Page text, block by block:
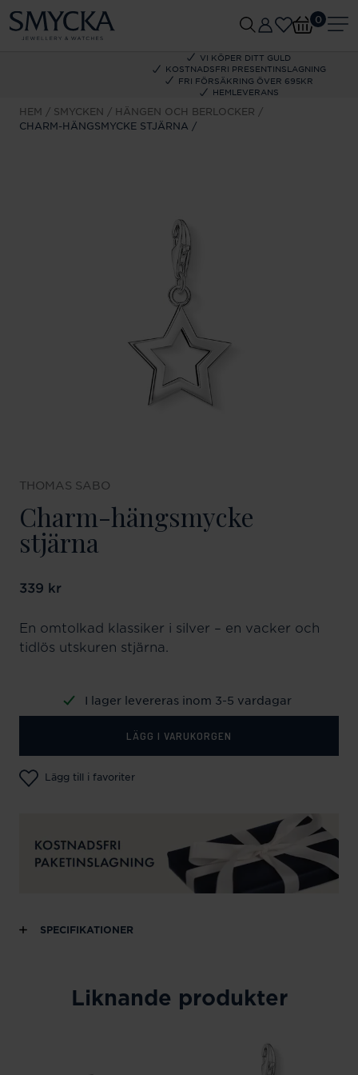
VI KÖPER DITT GULD
KOSTNADSFRI PRESENTINSLAGNING
FRI FÖRSÄKRING ÖVER 695KR
HEMLEVERANS
0
HEM SMYCKEN
HÄNGEN OCH BERLOCKER
CHARM-HÄNGSMYCKE STJÄRNA
THOMAS SABO
Charm-hängsmycke
stjärna
Pris :339 kr
339 kr
En omtolkad klassiker i silver – en vacker och
tidlös utskuren stjärna.
I lager levereras inom 3-5 vardagar
LÄGG I VARUKORGEN
Lägg till i favoriter
SPECIFIKATIONER
Liknande produkter